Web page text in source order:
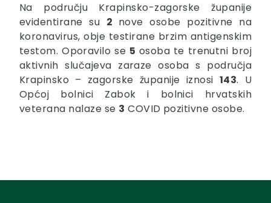
Na području Krapinsko-zagorske županije
evidentirane su 2 nove osobe pozitivne na
koronavirus, obje testirane brzim antigenskim
testom. Oporavilo se 5 osoba te trenutni broj
aktivnih slučajeva zaraze osoba s područja
Krapinsko – zagorske županije iznosi 143. U
Općoj bolnici Zabok i bolnici hrvatskih
veterana nalaze se 3 COVID pozitivne osobe.